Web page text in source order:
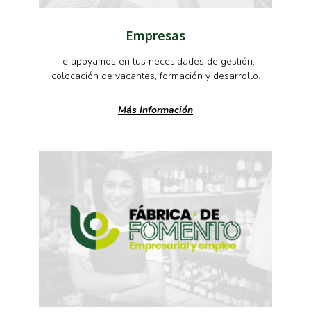
Empresas
Te apoyamos en tus necesidades de gestión,
colocación de vacantes, formación y desarrollo.
Más Información